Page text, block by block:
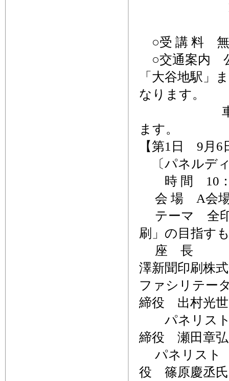
B会場
○受 講 料
○交通案内 公
「大谷地駅」
なります。
車で来場
ます。
【第1日 9月6
〔パネルデ
時 間 10：
会 場 A会
テーマ 全印
刷」の目指す
座 長
澤新聞印刷株
ファシリテー
締役 出村光
パネリス
締役 瀬田章
パネリスト
役 篠原慶丞氏